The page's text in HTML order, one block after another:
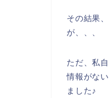
その結果
が、、、
ただ、私
情報がな
ました♪